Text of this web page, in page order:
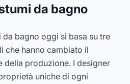
da bagno
bagno oggi si basa su tre
che hanno cambiato il
della produzione. I designer
uniche di ogni